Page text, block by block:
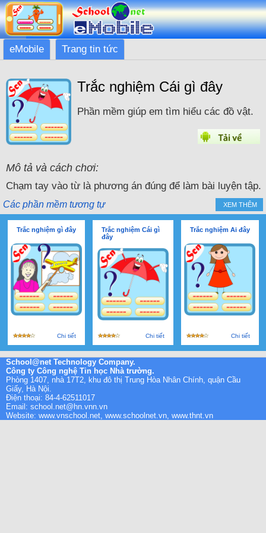
eMobile Trang tin tức
Trắc nghiệm Cái gì đây
Phần mềm giúp em tìm hiểu các đồ vật.
Mô tả và cách chơi:
Chạm tay vào từ là phương án đúng để làm bài luyện tập.
Các phần mềm tương tự XEM THÊM
Trắc nghiệm gì đây
Chi tiết
Trắc nghiệm Cái gì
đây
Chi tiết
Trắc nghiệm Ai đây
Chi tiết
School@net Technology Company.
Công ty Công nghệ Tin học Nhà trường.
Phòng 1407, nhà 17T2, khu đô thị Trung Hòa Nhân Chính, quận Cầu
Giấy, Hà Nội.
Điện thoại: 84-4-62511017
Email: school.net@hn.vnn.vn
Website: www.vnschool.net, www.schoolnet.vn, www.thnt.vn